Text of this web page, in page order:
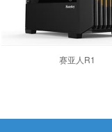
赛亚人R1